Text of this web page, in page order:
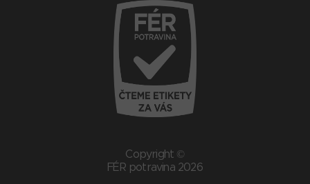
Copyright ©
FÉR potravina 2026